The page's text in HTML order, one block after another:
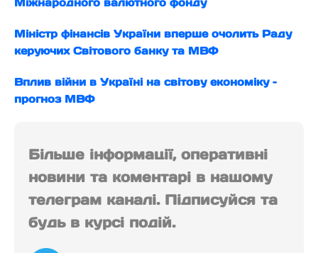
Міністр фінансів України вперше очолить Раду
керуючих Світового банку та МВФ
Вплив війни в Україні на світову економіку –
прогноз МВФ
Більше інформації, оперативні
новини та коментарі в нашому
телеграм каналі. Підписуйся та
будь в курсі подій.